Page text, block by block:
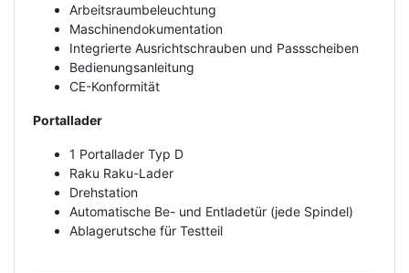
Arbeitsraumbeleuchtung
Maschinendokumentation
Integrierte Ausrichtschrauben und Passscheiben
Bedienungsanleitung
CE-Konformität
Portallader
1 Portallader Typ D
Raku Raku-Lader
Drehstation
Automatische Be- und Entladetür (jede Spindel)
Ablagerutsche für Testteil